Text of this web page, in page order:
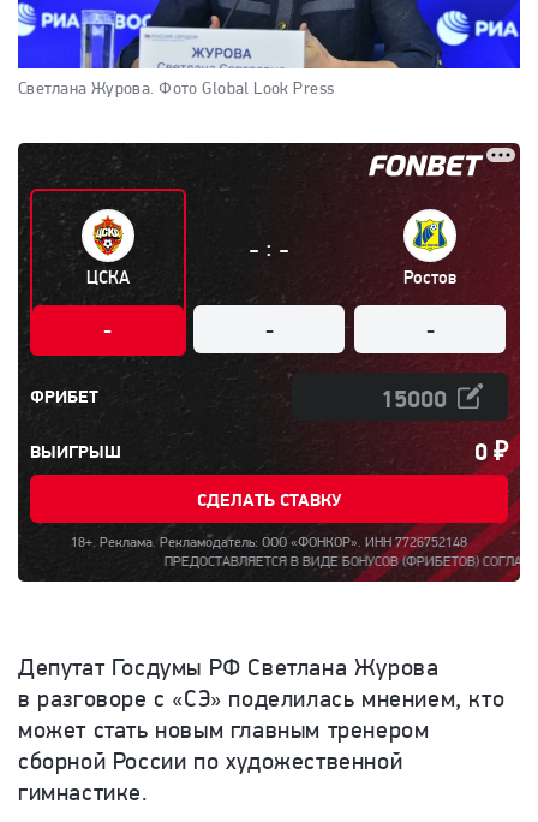
Светлана Журова. Фото Global Look Press
ЦСКА
-
- : -
-
Ростов
-
ФРИБЕТ
ВЫИГРЫШ 0₽
СДЕЛАТЬ СТАВКУ
18+. Реклама. Рекламодатель: ООО «ФОНКОР». ИНН 7726752148
ПРЕДОСТАВЛЯЕТСЯ В ВИДЕ БОНУСОВ (ФРИБЕТОВ) СОГЛАСНО
Депутат Госдумы РФ Светлана Журова
в разговоре с «СЭ» поделилась мнением, кто
может стать новым главным тренером
сборной России по художественной
гимнастике.